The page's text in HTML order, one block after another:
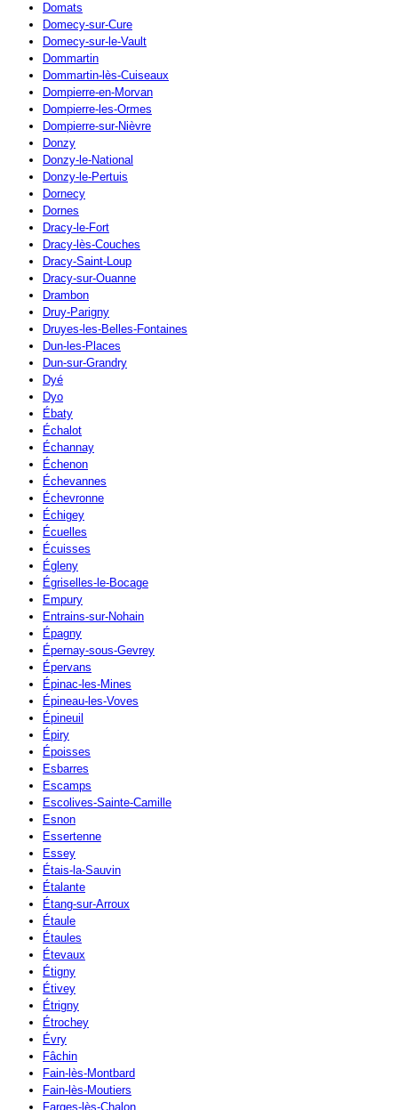
Domats
Domecy-sur-Cure
Domecy-sur-le-Vault
Dommartin
Dommartin-lès-Cuiseaux
Dompierre-en-Morvan
Dompierre-les-Ormes
Dompierre-sur-Nièvre
Donzy
Donzy-le-National
Donzy-le-Pertuis
Dornecy
Dornes
Dracy-le-Fort
Dracy-lès-Couches
Dracy-Saint-Loup
Dracy-sur-Ouanne
Drambon
Druy-Parigny
Druyes-les-Belles-Fontaines
Dun-les-Places
Dun-sur-Grandry
Dyé
Dyo
Ébaty
Échalot
Échannay
Échenon
Échevannes
Échevronne
Échigey
Écuelles
Écuisses
Égleny
Égriselles-le-Bocage
Empury
Entrains-sur-Nohain
Épagny
Épernay-sous-Gevrey
Épervans
Épinac-les-Mines
Épineau-les-Voves
Épineuil
Épiry
Époisses
Esbarres
Escamps
Escolives-Sainte-Camille
Esnon
Essertenne
Essey
Étais-la-Sauvin
Étalante
Étang-sur-Arroux
Étaule
Étaules
Étevaux
Étigny
Étivey
Étrigny
Étrochey
Évry
Fâchin
Fain-lès-Montbard
Fain-lès-Moutiers
Farges-lès-Chalon